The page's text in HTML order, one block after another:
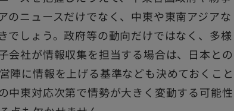
のニュースだけでなく、中東や東南アジアな
でしょう。政府等の動向だけではなく、多様
会社が情報収集を担当する場合は、日本との
陣に情報を上げる基準なども決めておくこと
中東対応次第で情勢が大きく変動する可能性